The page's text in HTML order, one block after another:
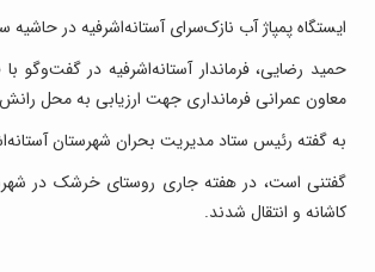
ایستگاه پمپاژ آب نازک‌سرای آستانه‌اشرفیه در
حمید رضایی، فرماندار آستانه‌اشرفیه در
معاون عمرانی فرمانداری جهت ارزیابی به محل رانش
به گفته رئیس ستاد مدیریت بحران شهرستان
کاشانه و انتقال شدند.